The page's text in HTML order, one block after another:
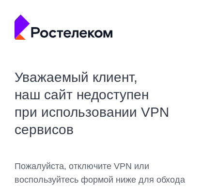
Уважаемый клиент,
наш сайт недоступен
при использовании VPN
сервисов
Пожалуйста, отключите VPN или
воспользуйтесь формой ниже для обхода